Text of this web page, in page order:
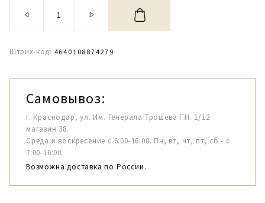
Штрих-код: 4640108874279
Самовывоз:
г. Краснодар, ул. Им. Генерала Трошева Г.Н. 1/12
магазин 38.
Среда и воскресение с 6:00-16:00. Пн, вт, чт, пт, сб - с
7:00-16:00.
Возможна доставка по России.